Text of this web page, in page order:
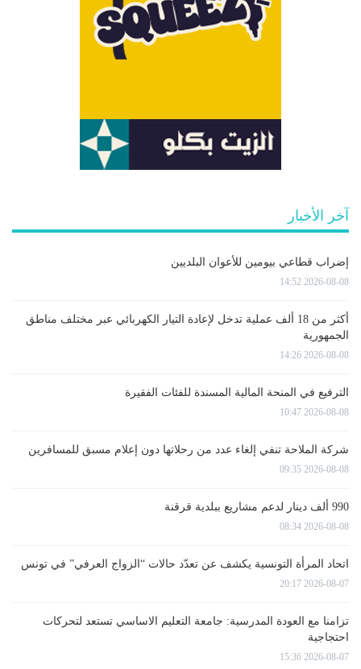
آخر الأخبار
إضراب قطاعي بيومين للأعوان البلديين
2026-08-08 14:52
أكثر من 18 ألف عملية تدخل لإعادة التيار الكهربائي عبر مختلف مناطق
الجمهورية
2026-08-08 14:26
الترفيع في المنحة المالية المسندة للفئات الفقيرة
2026-08-08 10:47
شركة الملاحة تنفي إلغاء عدد من رحلاتها دون إعلام مسبق للمسافرين
2026-08-08 09:35
990 ألف دينار لدعم مشاريع ببلدية قرقنة
2026-08-08 08:34
اتحاد المرأة التونسية يكشف عن تعدّد حالات “الزواج العرفي” في تونس
2026-08-07 20:17
تزامنا مع العودة المدرسية: جامعة التعليم الاساسي تستعد لتحركات
احتجاجية
2026-08-07 15:36